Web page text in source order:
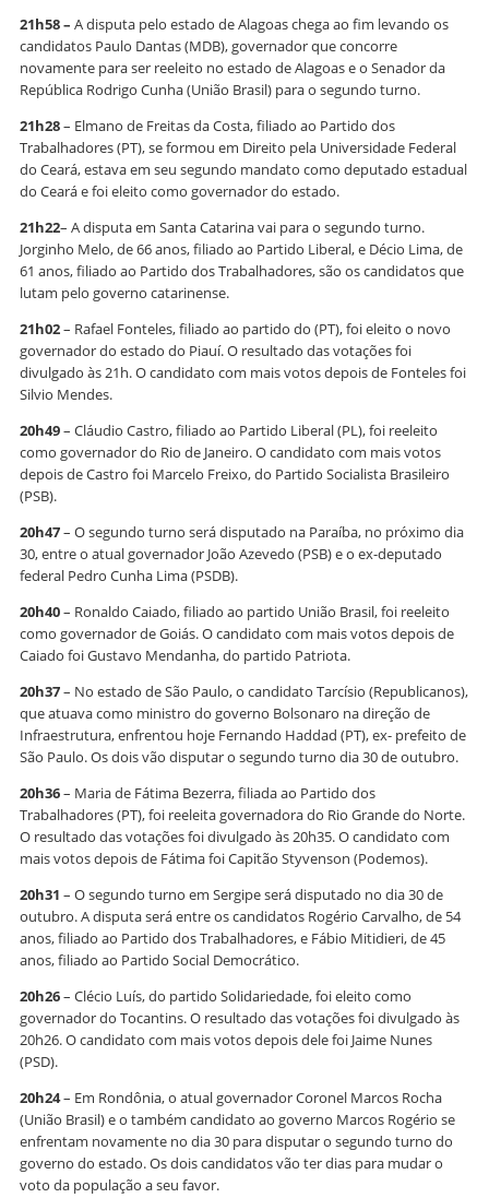
21h58 – A disputa pelo estado de Alagoas chega ao fim levando os
candidatos Paulo Dantas (MDB), governador que concorre
novamente para ser reeleito no estado de Alagoas e o Senador da
República Rodrigo Cunha (União Brasil) para o segundo turno.
21h28– Elmano de Freitas da Costa, filiado ao Partido dos
Trabalhadores (PT), se formou em Direito pela Universidade Federal
do Ceará, estava em seu segundo mandato como deputado estadual
do Ceará e foi eleito como governador do estado.
21h22– A disputa em Santa Catarina vai para o segundo turno.
Jorginho Melo, de 66 anos, filiado ao Partido Liberal, e Décio Lima, de
61 anos, filiado ao Partido dos Trabalhadores, são os candidatos que
lutam pelo governo catarinense.
21h02– Rafael Fonteles, filiado ao partido do (PT), foi eleito o novo
governador do estado do Piauí. O resultado das votações foi
divulgado às 21h. O candidato com mais votos depois de Fonteles foi
Silvio Mendes.
20h49– Cláudio Castro, filiado ao Partido Liberal (PL), foi reeleito
como governador do Rio de Janeiro. O candidato com mais votos
depois de Castro foi Marcelo Freixo, do Partido Socialista Brasileiro
(PSB).
20h47– O segundo turno será disputado na Paraíba, no próximo dia
30, entre o atual governador João Azevedo (PSB) e o ex-deputado
federal Pedro Cunha Lima (PSDB).
20h40– Ronaldo Caiado, filiado ao partido União Brasil, foi reeleito
como governador de Goiás. O candidato com mais votos depois de
Caiado foi Gustavo Mendanha, do partido Patriota.
20h37– No estado de São Paulo, o candidato Tarcísio (Republicanos),
que atuava como ministro do governo Bolsonaro na direção de
Infraestrutura, enfrentou hoje Fernando Haddad (PT), ex- prefeito de
São Paulo. Os dois vão disputar o segundo turno dia 30 de outubro.
20h36– Maria de Fátima Bezerra, filiada ao Partido dos
Trabalhadores (PT), foi reeleita governadora do Rio Grande do Norte.
O resultado das votações foi divulgado às 20h35. O candidato com
mais votos depois de Fátima foi Capitão Styvenson (Podemos).
20h31 – O segundo turno em Sergipe será disputado no dia 30 de
outubro. A disputa será entre os candidatos Rogério Carvalho, de 54
anos, filiado ao Partido dos Trabalhadores, e Fábio Mitidieri, de 45
anos, filiado ao Partido Social Democrático.
20h26– Clécio Luís, do partido Solidariedade, foi eleito como
governador do Tocantins. O resultado das votações foi divulgado às
20h26. O candidato com mais votos depois dele foi Jaime Nunes
(PSD).
20h24– Em Rondônia, o atual governador Coronel Marcos Rocha
(União Brasil) e o também candidato ao governo Marcos Rogério se
enfrentam novamente no dia 30 para disputar o segundo turno do
governo do estado. Os dois candidatos vão ter dias para mudar o
voto da população a seu favor.